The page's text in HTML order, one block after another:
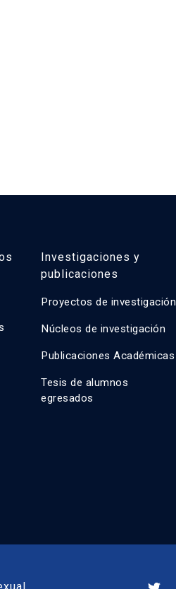
Investigaciones y
publicaciones
Proyectos de investigación
Núcleos de investigación
Publicaciones Académicas
Tesis de alumnos
egresados